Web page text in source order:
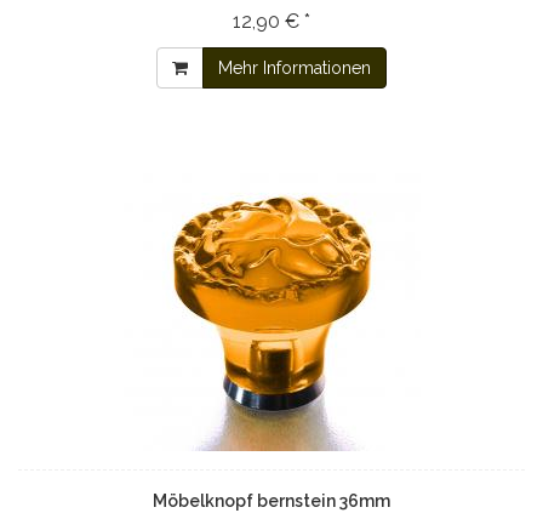
12,90 € *
Mehr Informationen
Möbelknopf bernstein 36mm